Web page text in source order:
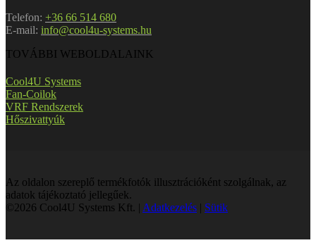
Telefon: +36 66 514 680
E-mail: info@cool4u-systems.hu
TOVÁBBI WEBOLDALAINK
Cool4U Systems
Fan-Coilok
VRF Rendszerek
Hőszivattyúk
Az oldalon szereplő termékfotók illusztrációként szolgálnak, az
adatok tájékoztató jellegűek.
©2026 Cool4U Systems Kft. | Adatkezelés | Sütik